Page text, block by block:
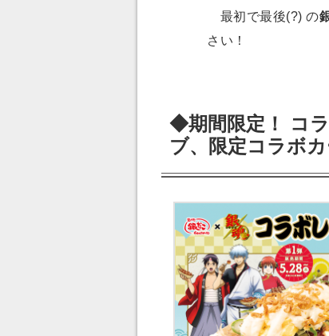
最初で最後(?) の
さい！
◆期間限定！ コ
ブ、限定コラボカ